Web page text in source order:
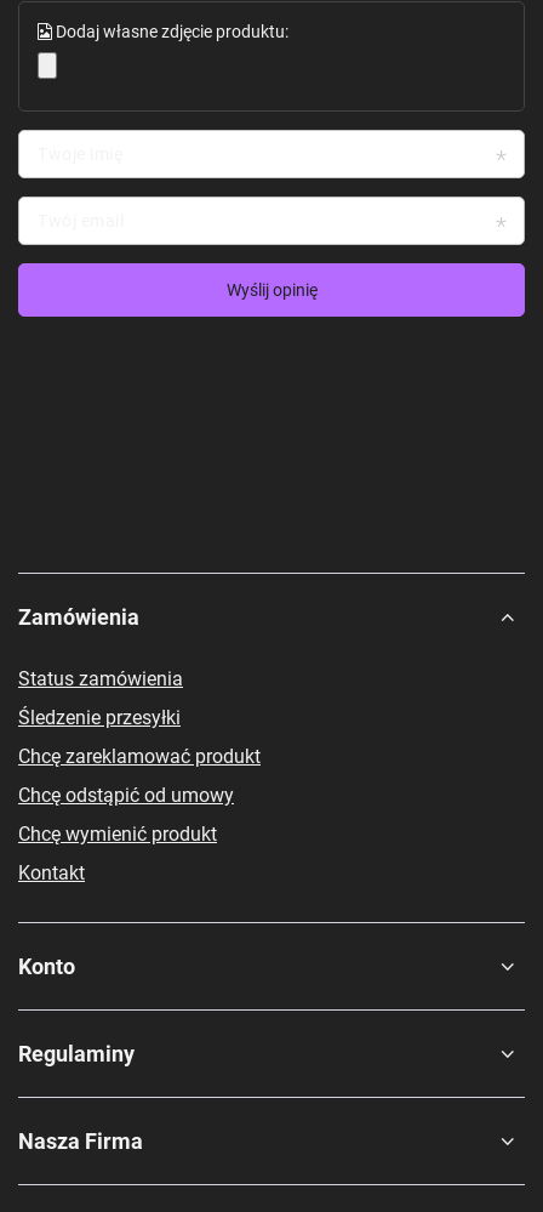
Dodaj własne zdjęcie produktu:
Wyślij opinię
Zamówienia
Status zamówienia
Śledzenie przesyłki
Chcę zareklamować produkt
Chcę odstąpić od umowy
Chcę wymienić produkt
Kontakt
Konto
Regulaminy
Nasza Firma